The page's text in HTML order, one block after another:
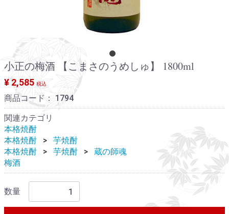
小正の梅酒 【こまさのうめしゅ】 1800ml
¥ 2,585 税込
商品コード： 1794
関連カテゴリ
本格焼酎
本格焼酎
芋焼酎
本格焼酎
芋焼酎
蔵の師魂
梅酒
数量